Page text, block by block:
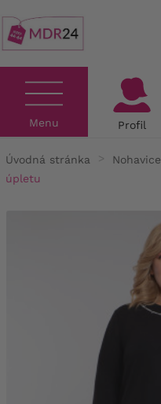
Menu Profil
Úvodná stránka Nohavice
úpletu